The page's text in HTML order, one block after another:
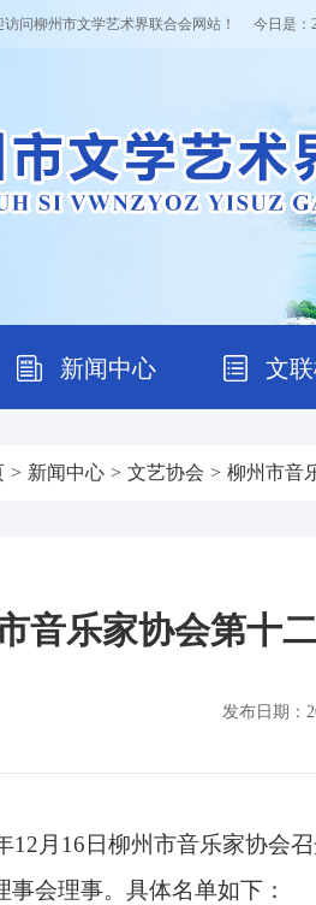
访问柳州市文学艺术界联合会网站！ 今日是：
新闻中心 文
> 新闻中心 > 文艺协会 > 柳州市音
音乐家协会第十
发布日期：
12月16日柳州市音乐家协会
事会理事。具体名单如下：